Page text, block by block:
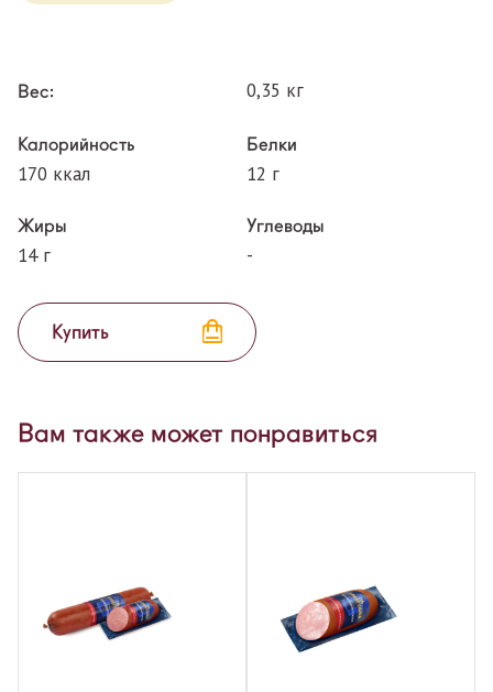
Вес: 0,35 кг
Калорийность
170 ккал
Жиры
14 г
Белки
12 г
Углеводы
-
Купить
Вам также может понравиться